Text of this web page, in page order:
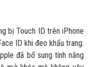
bị Touch ID trên iPhone
ID khi đeo khẩu trang.
đã bổ sung tính năng